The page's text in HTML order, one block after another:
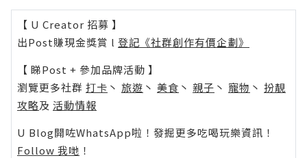
【 U Creator 招募 】
出Post賺現金獎賞 l 登記《社群創作有價企劃》
【 睇Post + 參加品牌活動 】
瀏覽更多社群 打卡 丶 旅遊 丶 美食 丶 親子 丶 寵物 丶 扮靚
攻略及 活動情報
U Blog開咗WhatsApp啦！發掘更多吃喝玩樂資訊！
Follow 我哋 ！